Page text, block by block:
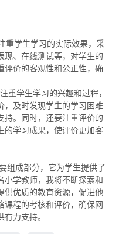
重学生学习的实际效果，采
现、在线测试等，对学生的
评价的客观性和公正性，确
重学生学习的兴趣和过程，
，及时发现学生的学习困难
持。同时，还要注重评价的
的学习成果，使评价更加客
组成部分，它为学生提供了
小学教师，我将不断探索和
供优质的教育资源，促进他
课程的考核和评价，确保网
力支持。